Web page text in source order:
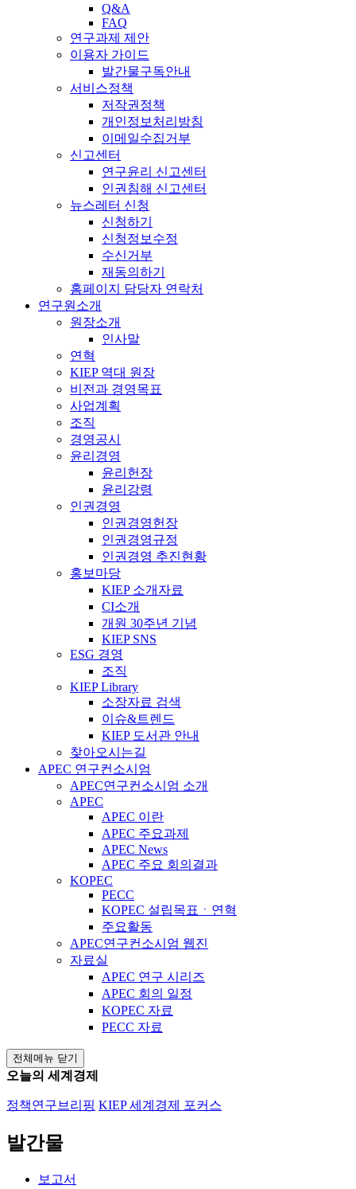
Q&A
FAQ
연구과제 제안
이용자 가이드
발간물구독안내
서비스정책
저작권정책
개인정보처리방침
이메일수집거부
신고센터
연구윤리 신고센터
인권침해 신고센터
뉴스레터 신청
신청하기
신청정보수정
수신거부
재동의하기
홈페이지 담당자 연락처
연구원소개
원장소개
인사말
연혁
KIEP 역대 원장
비전과 경영목표
사업계획
조직
경영공시
윤리경영
윤리헌장
윤리강령
인권경영
인권경영헌장
인권경영규정
인권경영 추진현황
홍보마당
KIEP 소개자료
CI소개
개원 30주년 기념
KIEP SNS
ESG 경영
조직
KIEP Library
소장자료 검색
이슈&트렌드
KIEP 도서관 안내
찾아오시는길
APEC 연구컨소시엄
APEC연구컨소시엄 소개
APEC
APEC 이란
APEC 주요과제
APEC News
APEC 주요 회의결과
KOPEC
PECC
KOPEC 설립목표ㆍ연혁
주요활동
APEC연구컨소시엄 웹진
자료실
APEC 연구 시리즈
APEC 회의 일정
KOPEC 자료
PECC 자료
전체메뉴 닫기
오늘의 세계경제
정책연구브리핑 KIEP 세계경제 포커스
발간물
보고서